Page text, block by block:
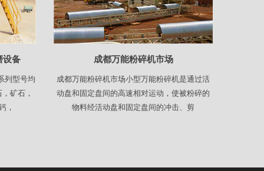
设备
列型号均
矿石，
，
成都万能粉碎机市场
成都万能粉碎机市场小型万能粉碎机是通过活
动盘和固定盘间的高速相对运动，使被粉碎的
物料经活动盘和固定盘间的冲击、剪